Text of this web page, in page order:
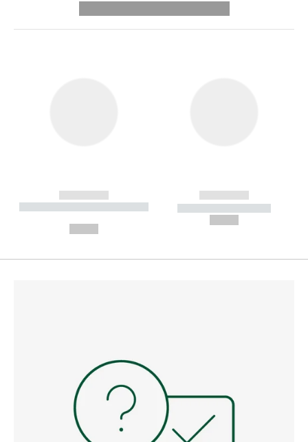
------------
----------- ----------- --------
------------
----------- -----------